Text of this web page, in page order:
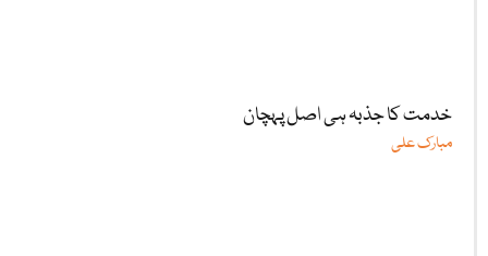
خدمت کا جذبہ ہی اصل پہچان
مبارک علی